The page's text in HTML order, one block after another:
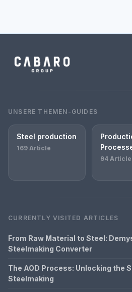
UNSERE THEMEN-GUIDES
Steel production
169 Article
94 Article
CURRENTLY VISITED ARTICLES
From Raw Material to Steel:
Steelmaking Converter
The AOD Process: Unlocking the
Steelmaking